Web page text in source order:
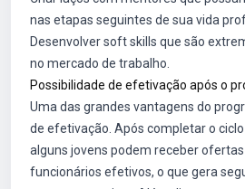
nas etapas seguintes de sua vida
Desenvolver soft skills que são
no mercado de trabalho.
Possibilidade de efetivação após o
Uma das grandes vantagens do
de efetivação. Após completar o
alguns jovens podem receber
funcionários efetivos, o que gera